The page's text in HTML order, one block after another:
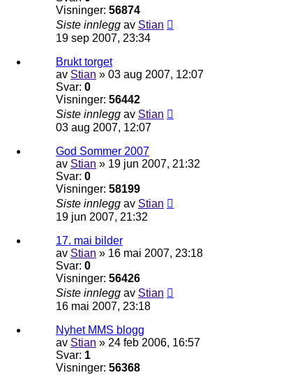
Visninger: 56874
Siste innlegg av Stian
19 sep 2007, 23:34
Brukt torget
av Stian » 03 aug 2007, 12:07
Svar: 0
Visninger: 56442
Siste innlegg av Stian
03 aug 2007, 12:07
God Sommer 2007
av Stian » 19 jun 2007, 21:32
Svar: 0
Visninger: 58199
Siste innlegg av Stian
19 jun 2007, 21:32
17. mai bilder
av Stian » 16 mai 2007, 23:18
Svar: 0
Visninger: 56426
Siste innlegg av Stian
16 mai 2007, 23:18
Nyhet MMS blogg
av Stian » 24 feb 2006, 16:57
Svar: 1
Visninger: 56368